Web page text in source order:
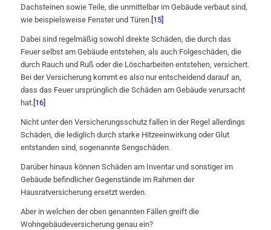
Dachsteinen sowie Teile, die unmittelbar im Gebäude verbaut sind,
wie beispielsweise Fenster und Türen.[15]
Dabei sind regelmäßig sowohl direkte Schäden, die durch das
Feuer selbst am Gebäude entstehen, als auch Folgeschäden, die
durch Rauch und Ruß oder die Löscharbeiten entstehen, versichert.
Bei der Versicherung kommt es also nur entscheidend darauf an,
dass das Feuer ursprünglich die Schäden am Gebäude verursacht
hat.[16]
Nicht unter den Versicherungsschutz fallen in der Regel allerdings
Schäden, die lediglich durch starke Hitzeeinwirkung oder Glut
entstanden sind, sogenannte Sengschäden.
Darüber hinaus können Schäden am Inventar und sonstiger im
Gebäude befindlicher Gegenstände im Rahmen der
Hausratversicherung ersetzt werden.
Aber in welchen der oben genannten Fällen greift die
Wohngebäudeversicherung genau ein?